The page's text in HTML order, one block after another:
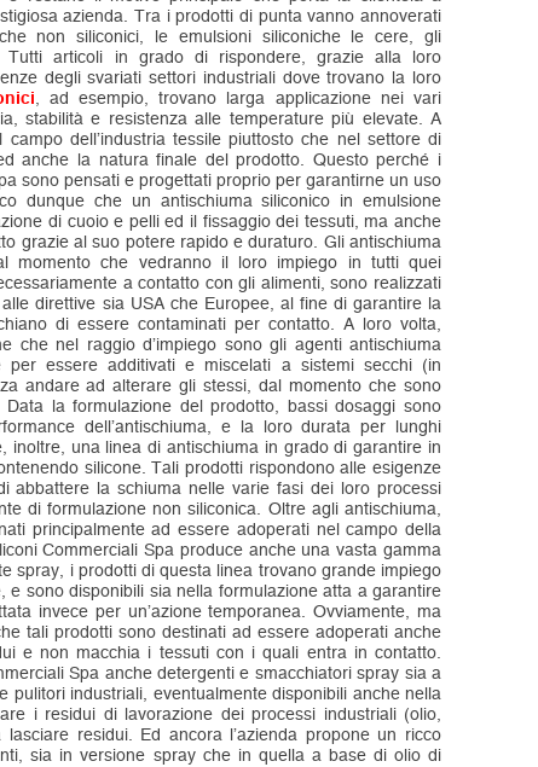
azienda. Tra i prodotti di punta vanno annoverati
non siliconici, le emulsioni siliconiche le cere, gli
Tutti articoli in grado di rispondere, grazie alla loro
degli svariati settori industriali dove trovano la loro
, ad esempio, trovano larga applicazione nei vari
stabilità e resistenza alle temperature più elevate. A
dell’industria tessile piuttosto che nel settore di
anche la natura finale del prodotto. Questo perché i
sono pensati e progettati proprio per garantirne un uso
dunque che un antischiuma siliconico in emulsione
di cuoio e pelli ed il fissaggio dei tessuti, ma anche
grazie al suo potere rapido e duraturo. Gli antischiuma
momento che vedranno il loro impiego in tutti quei
a contatto con gli alimenti, sono realizzati
direttive sia USA che Europee, al fine di garantire la
di essere contaminati per contatto. A loro volta,
che nel raggio d’impiego sono gli agenti antischiuma
per essere additivati e miscelati a sistemi secchi (in
andare ad alterare gli stessi, dal momento che sono
la formulazione del prodotto, bassi dosaggi sono
dell’antischiuma, e la loro durata per lunghi
inoltre, una linea di antischiuma in grado di garantire in
silicone. Tali prodotti rispondono alle esigenze
abbattere la schiuma nelle varie fasi dei loro processi
di formulazione non siliconica. Oltre agli antischiuma,
principalmente ad essere adoperati nel campo della
Commerciali Spa produce anche una vasta gamma
spray, i prodotti di questa linea trovano grande impiego
e sono disponibili sia nella formulazione atta a garantire
invece per un’azione temporanea. Ovviamente, ma
tali prodotti sono destinati ad essere adoperati anche
e non macchia i tessuti con i quali entra in contatto.
Spa anche detergenti e smacchiatori spray sia a
pulitori industriali, eventualmente disponibili anche nella
i residui di lavorazione dei processi industriali (olio,
residui. Ed ancora l’azienda propone un ricco
sia in versione spray che in quella a base di olio di